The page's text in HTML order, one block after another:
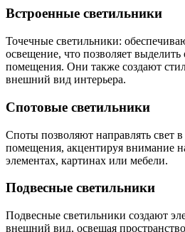
Встроенные светильники
Точечные светильники:
освещение, что позволяет
помещения. Они также создают
внешний вид интерьера.
Спотовые светильники
Споты позволяют направлять свет
помещения, акцентируя внимание
элементах, картинах или мебели.
Подвесные светильники
Подвесные светильники создают
внешний вид, освещая